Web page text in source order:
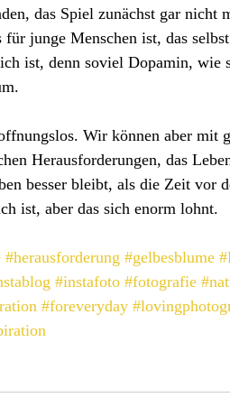
das Spiel zunächst gar nicht
junge Menschen ist, das
ist, denn soviel Dopamin,
Wir können aber mit
Herausforderungen, das
besser bleibt, als die Zeit
ist, aber das sich enorm lohnt.
#herausforderung #gelbesblume
#instafoto #fotografie
#foreveryday